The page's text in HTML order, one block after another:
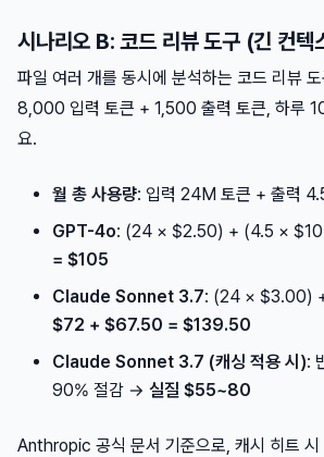
시나리오 B: 코드 리뷰 도구 (긴 컨텍
파일 여러 개를 동시에 분석하는 코드 리뷰
8,000 입력 토큰 + 1,500 출력 토큰, 하루
요.
월 총 사용량: 입력 24M 토큰 + 출력
GPT-4o: (24 × $2.50) + (4.5 ×
= $105
Claude Sonnet 3.7: (24 × $3.00)
$72 + $67.50 = $139.50
Claude Sonnet 3.7 (캐싱 적용 시):
90% 절감 → 실질 $55~80
Anthropic 공식 문서 기준으로, 캐시 히트 시